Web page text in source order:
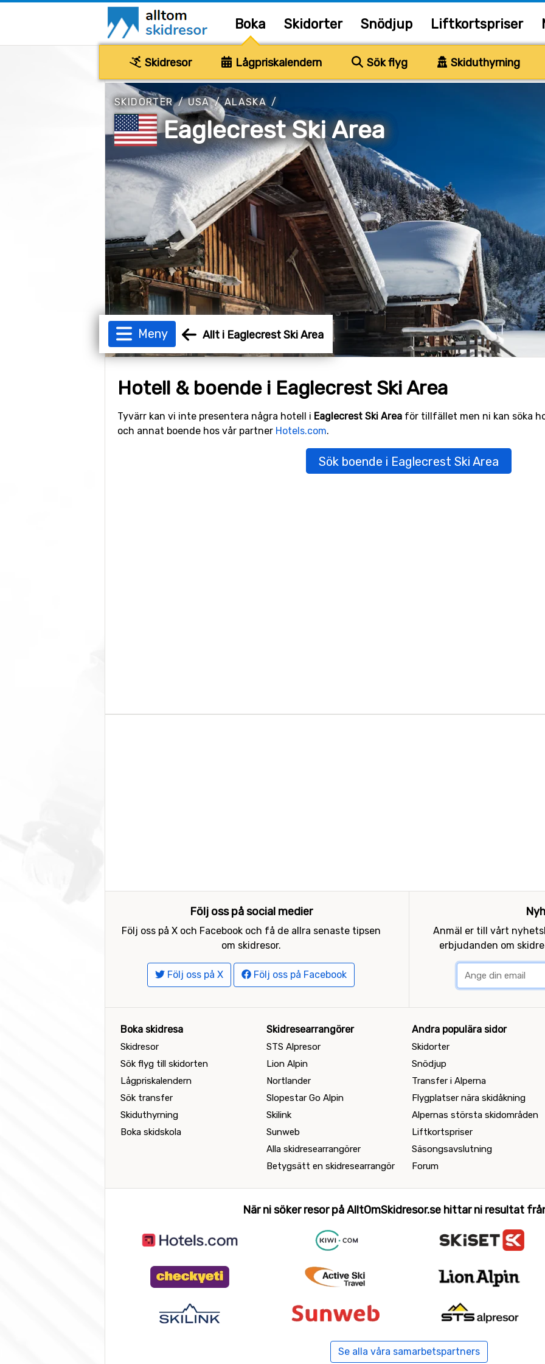
Boka Skidorter Snödjup Liftkortspriser
Skidresor Lågpriskalendern Sök flyg Skiduthyrning
SKIDORTER/USA/ALASKA/
Eaglecrest Ski Area
Meny Allt i Eaglecrest Ski Area
Hotell & boende i Eaglecrest Ski Area
Tyvärr kan vi inte presentera några hotell i Eaglecrest Ski Area för tillfället men ni kan söka
och annat boende hos vår partner Hotels.com.
Sök boende i Eaglecrest Ski Area
Följ oss på social medier
Följ oss på X och Facebook och få de allra senaste tipsen
om skidresor.
Följ oss på X Följ oss på Facebook
Anmäl er till vårt
erbjudanden om
Boka skidresa
Skidresor
Sök flyg till skidorten
Lågpriskalendern
Sök transfer
Skiduthyrning
Boka skidskola
Skidresearrangörer
STS Alpresor
Lion Alpin
Nortlander
Slopestar Go Alpin
Skilink
Sunweb
Alla skidresearrangörer
Betygsätt en skidresearrangör
Andra populära sidor
Skidorter
Snödjup
Transfer i Alperna
Flygplatser nära skidåkning
Alpernas största skidområden
Liftkortspriser
Säsongsavslutning
Forum
När ni söker resor på AlltOmSkidresor.se hittar ni resultat
Se alla våra samarbetspartners